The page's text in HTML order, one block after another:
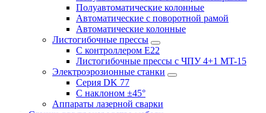
Полуавтоматические колонные
Автоматические с поворотной рамой
Автоматические колонные
Листогибочные прессы
С контроллером E22
Листогибочные прессы с ЧПУ 4+1 MT-15
Электроэрозионные станки
Серия DK 77
С наклоном ±45°
Аппараты лазерной сварки